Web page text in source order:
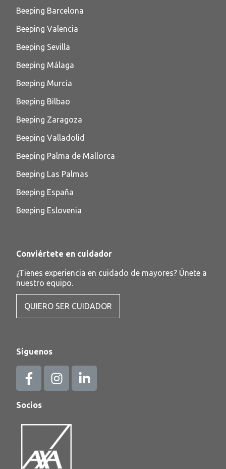
Beeping Barcelona
Beeping Valencia
Beeping Sevilla
Beeping Málaga
Beeping Murcia
Beeping Bilbao
Beeping Zaragoza
Beeping Valladolid
Beeping Palma de Mallorca
Beeping Las Palmas
Beeping España
Beeping Eslovenia
Conviértete en cuidador
¿Tienes experiencia en cuidado de mayores? Únete a
nuestro equipo.
QUIERO SER CUIDADOR
Síguenos
Socios